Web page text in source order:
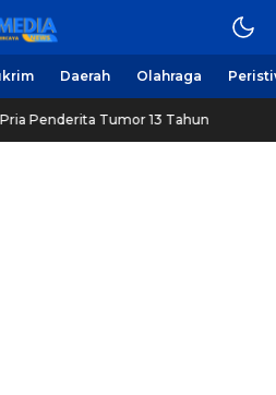
Online
Daerah Olahraga
Penderita Tumor 13 Tahun